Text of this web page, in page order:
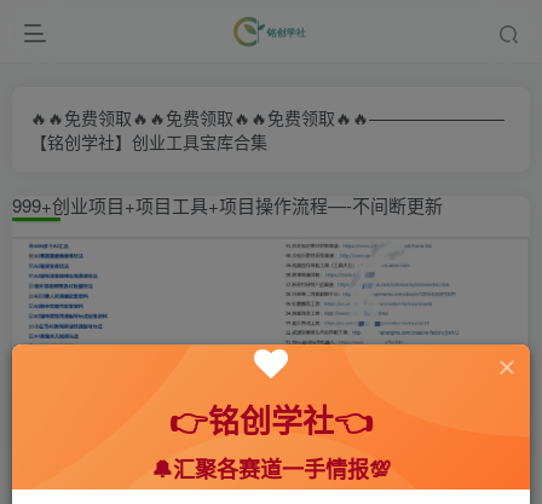
🔥🔥免费领取🔥🔥免费领取🔥🔥免费领取🔥🔥————————
【铭创学社】创业工具宝库合集
999+创业项目+项目工具+项目操作流程—-不间断更新
首页 🍻会员专享 🆓网创项目 正文
👉铭创学社👈
🔔汇聚各赛道一手情报💯